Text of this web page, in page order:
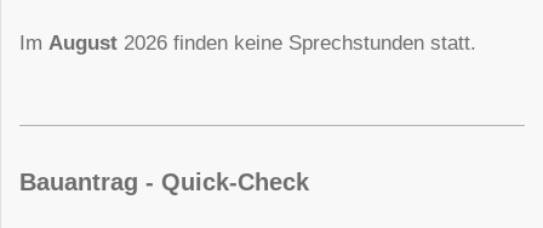
Im August 2026 finden keine Sprechstunden statt.
Bauantrag - Quick-Check